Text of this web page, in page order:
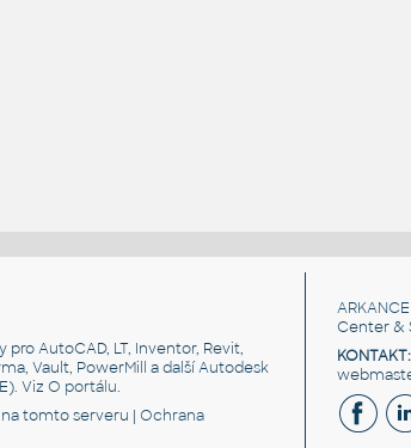
AutoCAD, LT, Inventor, Revit,
Vault, PowerMill a další Autodesk
VizO portálu.
na tomto serveru |Ochrana
ARKANCE
Center &
KONTAKT: